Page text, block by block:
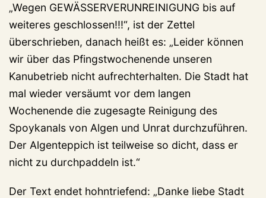
„Wegen GEWÄSSERVERUNREINIGUNG bis auf
weiteres geschlossen!!!“, ist der Zettel
überschrieben, danach heißt es: „Leider können
wir über das Pfingstwochenende unseren
Kanubetrieb nicht aufrechterhalten. Die Stadt hat
mal wieder versäumt vor dem langen
Wochenende die zugesagte Reinigung des
Spoykanals von Algen und Unrat durchzuführen.
Der Algenteppich ist teilweise so dicht, dass er
nicht zu durchpaddeln ist.“
Der Text endet hohntriefend: „Danke liebe Stadt